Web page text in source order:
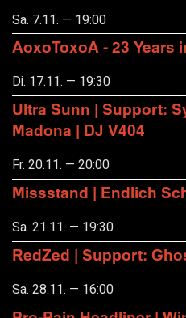
Sa. 7.11. — 19:00
AoxoToxoA - 23 Years
Di. 17.11. — 19:30
Ultra Sunn | Support:
Madona | DJ V404
Fr. 20.11. — 20:00
Missstand | Endlich
Sa. 21.11. — 19:30
RedZed | Support:
Sa. 28.11. — 16:00